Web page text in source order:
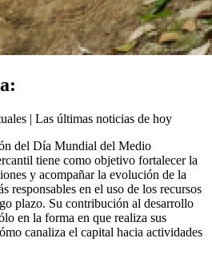
| Las últimas noticias de hoy
del Día Mundial del Medio
tiene como objetivo fortalecer la
y acompañar la evolución de la
responsables en el uso de los recursos
plazo. Su contribución al desarrollo
en la forma en que realiza sus
canaliza el capital hacia actividades